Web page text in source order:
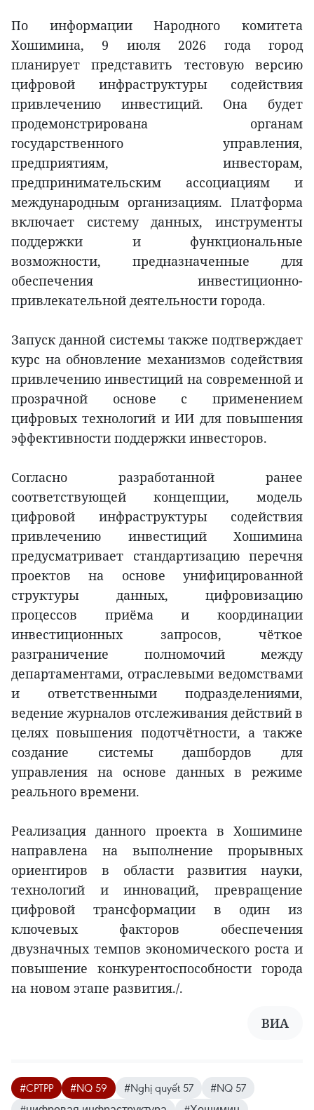
По информации Народного комитета
Хошимина, 9 июля 2026 года город
планирует представить тестовую версию
цифровой инфраструктуры содействия
привлечению инвестиций. Она будет
продемонстрирована органам
государственного управления,
предприятиям, инвесторам,
предпринимательским ассоциациям и
международным организациям. Платформа
включает систему данных, инструменты
поддержки и функциональные
возможности, предназначенные для
обеспечения инвестиционно-
привлекательной деятельности города.
Запуск данной системы также подтверждает
курс на обновление механизмов содействия
привлечению инвестиций на современной и
прозрачной основе с применением
цифровых технологий и ИИ для повышения
эффективности поддержки инвесторов.
Согласно разработанной ранее
соответствующей концепции, модель
цифровой инфраструктуры содействия
привлечению инвестиций Хошимина
предусматривает стандартизацию перечня
проектов на основе унифицированной
структуры данных, цифровизацию
процессов приёма и координации
инвестиционных запросов, чёткое
разграничение полномочий между
департаментами, отраслевыми ведомствами
и ответственными подразделениями,
ведение журналов отслеживания действий в
целях повышения подотчётности, а также
создание системы дашбордов для
управления на основе данных в режиме
реального времени.
Реализация данного проекта в Хошимине
направлена на выполнение прорывных
ориентиров в области развития науки,
технологий и инноваций, превращение
цифровой трансформации в один из
ключевых факторов обеспечения
двузначных темпов экономического роста и
повышение конкурентоспособности города
на новом этапе развития./.
ВИА
#CPTPP #NQ 59 #Nghị quyết 57
#NQ 57